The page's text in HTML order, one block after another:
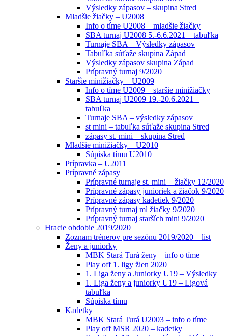
Výsledky zápasov – skupina Stred
Mladšie žiačky – U2008
Info o tíme U2008 – mladšie žiačky
SBA turnaj U2008 5.-6.6.2021 – tabuľka
Turnaje SBA – Výsledky zápasov
Tabuľka súťaže skupina Západ
Výsledky zápasov skupina Západ
Prípravný turnaj 9/2020
Staršie minižiačky – U2009
Info o tíme U2009 – staršie minižiačky
SBA turnaj U2009 19.-20.6.2021 –
tabuľka
Turnaje SBA – výsledky zápasov
st mini – tabuľka súťaže skupina Stred
zápasy st. mini – skupina Stred
Mladšie minižiačky – U2010
Súpiska tímu U2010
Prípravka – U2011
Prípravné zápasy
Prípravné turnaje st. mini + žiačky 12/2020
Prípravné zápasy junioriek a žiačok 9/2020
Prípravné zápasy kadetiek 9/2020
Prípravný turnaj ml žiačky 9/2020
Prípravný turnaj starších mini 9/2020
Hracie obdobie 2019/2020
Zoznam trénerov pre sezónu 2019/2020 – list
Ženy a juniorky
MBK Stará Turá ženy – info o tíme
Play off 1. ligy žien 2020
1. Liga ženy a Juniorky U19 – Výsledky
1. Liga ženy a juniorky U19 – Ligová
tabuľka
Súpiska tímu
Kadetky
MBK Stará Turá U2003 – info o tíme
Play off MSR 2020 – kadetky